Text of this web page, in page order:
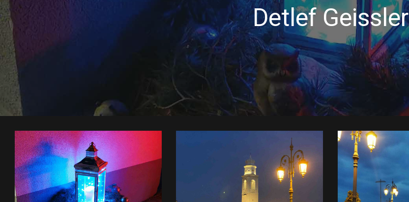
Detlef Geissler